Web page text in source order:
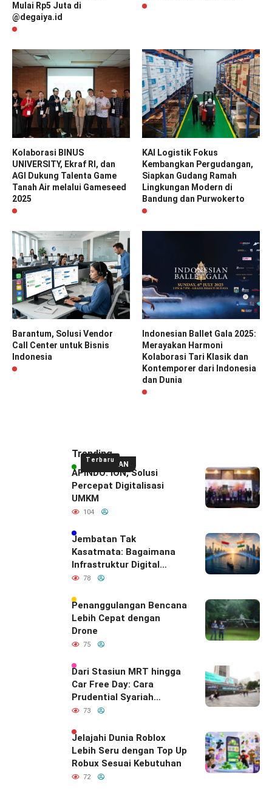
Mulai Rp5 Juta di
@degaiya.id
Kolaborasi BINUS
UNIVERSITY, Ekraf RI, dan
AGI Dukung Talenta Game
Tanah Air melalui Gameseed
2025
KAI Logistik Fokus
Kembangkan Pergudangan,
Siapkan Gudang Ramah
Lingkungan Modern di
Bandung dan Purwokerto
Barantum, Solusi Vendor
Call Center untuk Bisnis
Indonesia
Indonesian Ballet Gala 2025:
Merayakan Harmoni
Kolaborasi Tari Klasik dan
Kontemporer dari Indonesia
dan Dunia
UNGGULAN
Terbaru
Trending
APINDO: ION, Solusi
Percepat Digitalisasi
UMKM
104
Jembatan Tak
Kasatmata: Bagaimana
Infrastruktur Digital
Diam-Diam
Hubungan Indonesia–
India
78
Penanggulangan Bencana
Lebih Cepat dengan
Drone
75
Dari Stasiun MRT hingga
Car Free Day: Cara
Prudential Syariah
Merayakan yang Nomor
Indonesia
73
Jelajahi Dunia Roblox
Lebih Seru dengan Top Up
Robux Sesuai Kebutuhan
72